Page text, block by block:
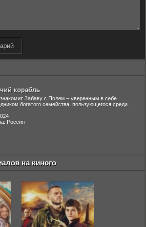
корабль
Забаву с Полем – уверенным в себе
богатого семейства, пользующегося среди...
Россия
на киного